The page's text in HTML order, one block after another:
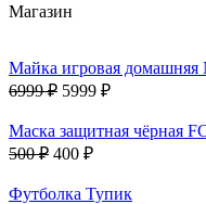
Магазин
Майка игровая домашняя
6999 ₽ 5999 ₽
Маска защитная чёрная
500 ₽ 400 ₽
Футболка Тупик